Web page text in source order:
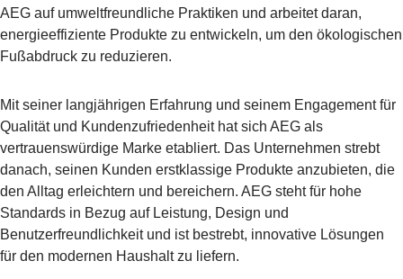
AEG auf umweltfreundliche Praktiken und arbeitet daran,
energieeffiziente Produkte zu entwickeln, um den ökologischen
Fußabdruck zu reduzieren.
Mit seiner langjährigen Erfahrung und seinem Engagement für
Qualität und Kundenzufriedenheit hat sich AEG als
vertrauenswürdige Marke etabliert. Das Unternehmen strebt
danach, seinen Kunden erstklassige Produkte anzubieten, die
den Alltag erleichtern und bereichern. AEG steht für hohe
Standards in Bezug auf Leistung, Design und
Benutzerfreundlichkeit und ist bestrebt, innovative Lösungen
für den modernen Haushalt zu liefern.